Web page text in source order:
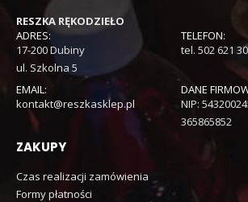
RESZKA RĘKODZIEŁO
ADRES:
17-200 Dubiny
ul. Szkolna 5
TELEFON:
tel. 502 621
EMAIL:
kontakt@reszkasklep.pl
DANE
NIP:
365865852
ZAKUPY
Czas realizacji zamówienia
Formy płatności